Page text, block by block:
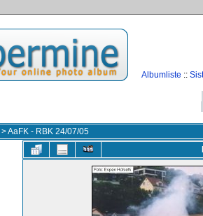
Albumliste ::
>AaFK - RBK 24/07/05